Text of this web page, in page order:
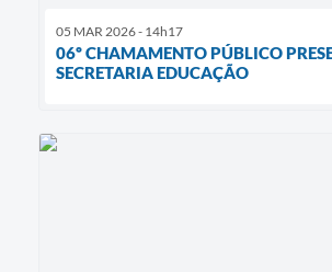
05 MAR 2026 - 14h17
06º CHAMAMENTO PÚBLICO
SECRETARIA EDUCAÇÃO